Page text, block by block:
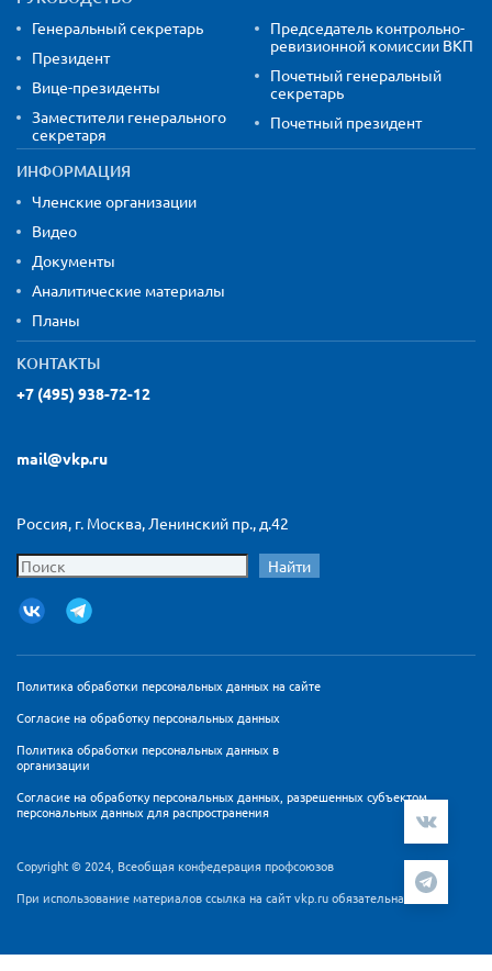
Генеральный секретарь
Президент
Вице-президенты
Заместители генерального
секретаря
Председатель контрольно-
ревизионной комиссии ВКП
Почетный генеральный
секретарь
Почетный президент
ИНФОРМАЦИЯ
Членские организации
Видео
Документы
Аналитические материалы
Планы
КОНТАКТЫ
+7 (495) 938-72-12
mail@vkp.ru
Россия, г. Москва, Ленинский пр., д.42
Найти
Политика обработки персональных данных на сайте
Согласие на обработку персональных данных
Политика обработки персональных данных в
организации
Согласие на обработку персональных данных, разрешенных субъектом
персональных данных для распространения
Copyright © 2024, Всеобщая конфедерация профсоюзов
При использование материалов ссылка на сайт vkp.ru обязательна